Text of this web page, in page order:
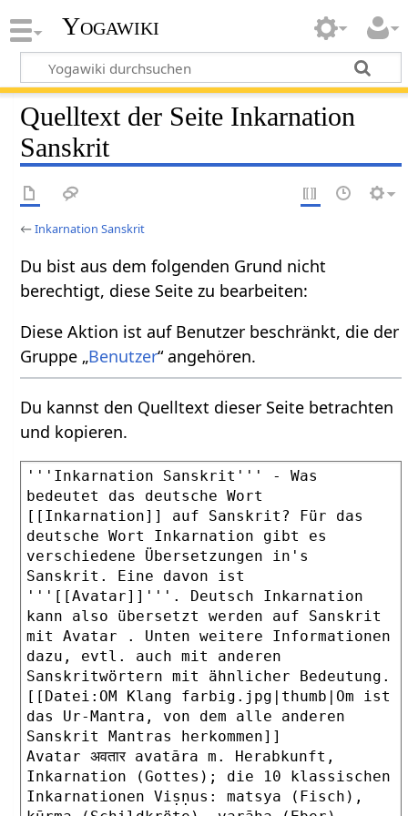
Yogawiki
Quelltext der Seite Inkarnation
Sanskrit
←Inkarnation Sanskrit
Du bist aus dem folgenden Grund nicht
berechtigt, diese Seite zu bearbeiten:
Diese Aktion ist auf Benutzer beschränkt, die der
Gruppe „Benutzer“ angehören.
Du kannst den Quelltext dieser Seite betrachten
und kopieren.